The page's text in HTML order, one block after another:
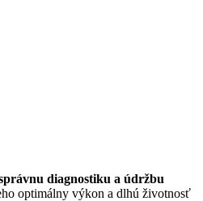
diagnostiku a údržbu
optimálny výkon a dlhú životnosť